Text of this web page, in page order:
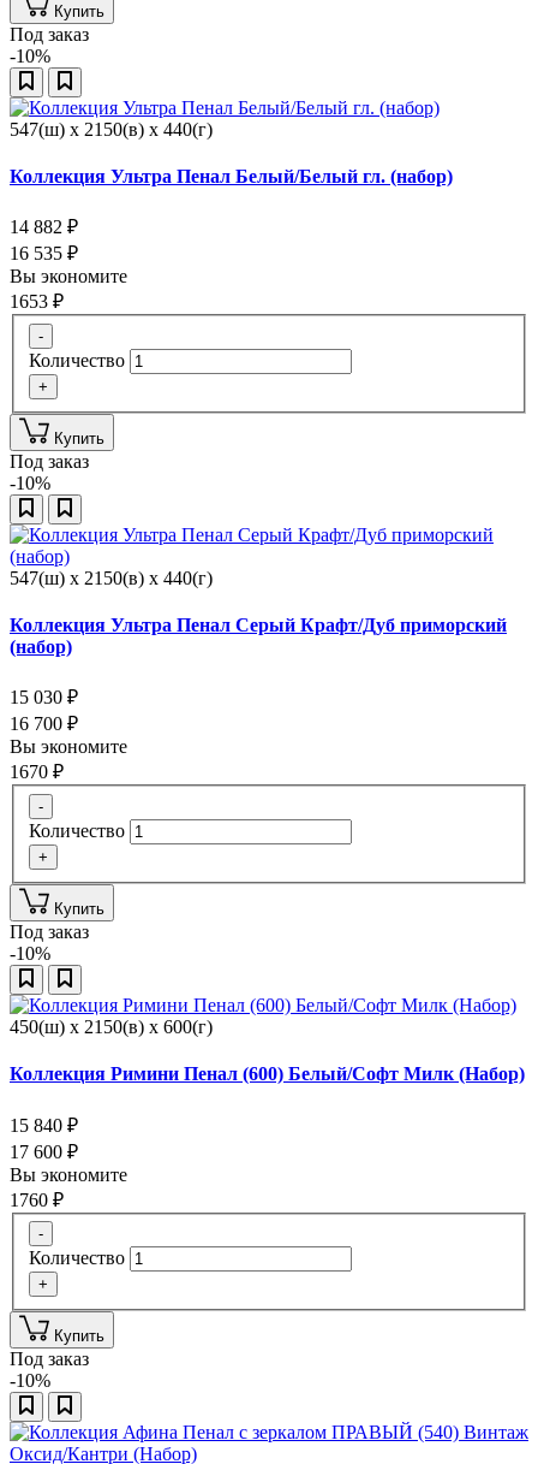
Купить
Под заказ
-10%
547(ш) x 2150(в) x 440(г)
Коллекция Ультра Пенал Белый/Белый гл. (набор)
14 882 ₽
16 535 ₽
Вы экономите
1653 ₽
-
Количество
+
Купить
Под заказ
-10%
547(ш) x 2150(в) x 440(г)
Коллекция Ультра Пенал Серый Крафт/Дуб приморский
(набор)
15 030 ₽
16 700 ₽
Вы экономите
1670 ₽
-
Количество
+
Купить
Под заказ
-10%
450(ш) x 2150(в) x 600(г)
Коллекция Римини Пенал (600) Белый/Софт Милк (Набор)
15 840 ₽
17 600 ₽
Вы экономите
1760 ₽
-
Количество
+
Купить
Под заказ
-10%